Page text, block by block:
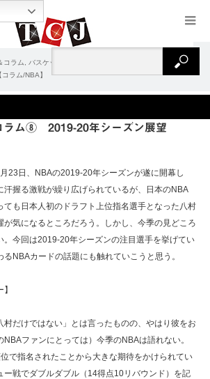
コラム バスケットボール
NBAカード連載コラム⑧
ラム/NBA】
ラム⑧ 2019-20年シーズン展望
23日、NBAの2019-20年シーズンが遂に開幕し
汗握る激戦が繰り広げられているが、日本のNBA
ても日本人初のドラフト上位指名選手となった八村
が気になるところだろう。しかし、今季の見どころ
。今回は2019-20年シーズンの注目選手を挙げてい
るNBAカードの話題にも触れていこうと思う。
だけではない」とは言ったものの、やはり彼をお
ファンにとっては）今季のNBAは語れない。
で指名されたことから大きな期待をかけられてい
ー戦でダブルダブル（14得点10リバウンド）を記